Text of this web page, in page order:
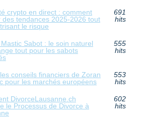
crypto en direct : comment
des tendances 2025-2026 tout
le risque
691
hits
Sabot : le soin naturel
tout pour les sabots
555
hits
conseils financiers de Zoran
pour les marchés européens
553
hits
DivorceLausanne.ch
le Processus de Divorce à
602
hits